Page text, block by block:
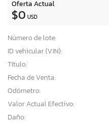
Oferta Actual
$0 USD
Número de lote:
ID vehicular (VIN):
Título:
Fecha de Venta:
Odómetro:
Valor Actual Efectivo:
Daño: